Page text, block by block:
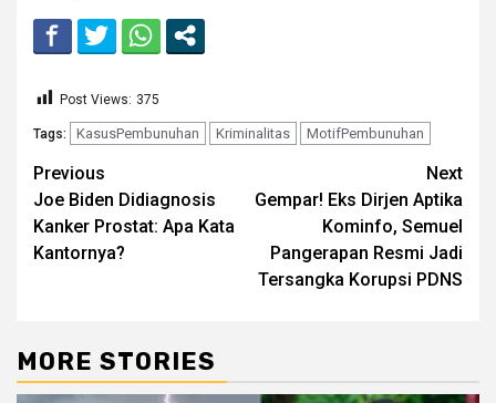
Post Views: 375
Tags: KasusPembunuhan Kriminalitas MotifPembunuhan
Continue
Reading
Previous
Joe Biden Didiagnosis
Kanker Prostat: Apa Kata
Kantornya?
Next
Gempar! Eks Dirjen Aptika
Kominfo, Semuel
Pangerapan Resmi Jadi
Tersangka Korupsi PDNS
MORE STORIES